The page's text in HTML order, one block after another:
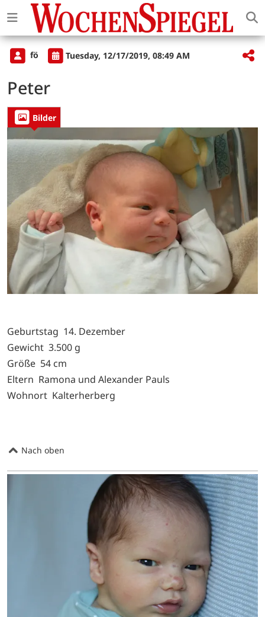
fö Tuesday, 12/17/2019, 08:49 AM
Peter
Bilder
Geburtstag 14. Dezember
Gewicht 3.500 g
Größe 54 cm
Eltern Ramona und Alexander Pauls
Wohnort Kalterherberg
Nach oben